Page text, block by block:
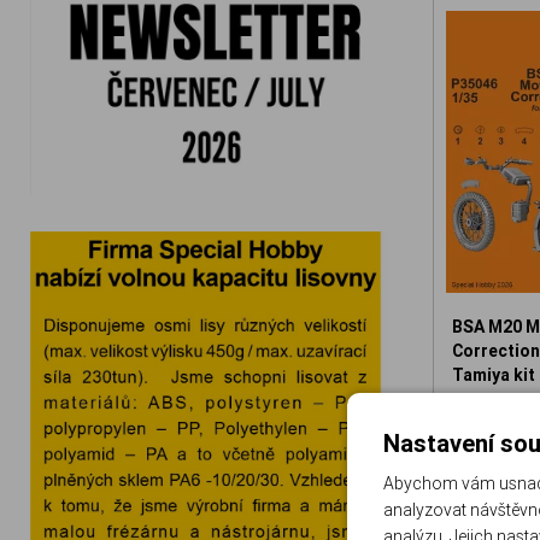
BSA M20
Tamiya kit
Nastavení
Abychom vám
analyzovat